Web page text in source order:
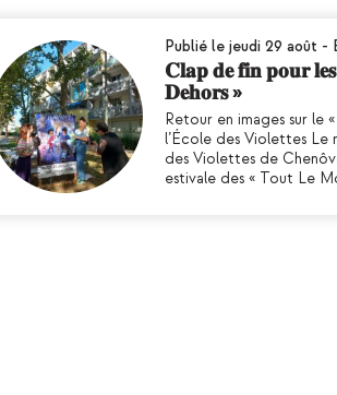
Publié le jeudi 29 août -
𝐂𝐥𝐚𝐩 𝐝𝐞 𝐟𝐢𝐧 𝐩𝐨𝐮𝐫
𝐃𝐞𝐡𝐨𝐫𝐬 »
Retour en images sur le
l’École des Violettes Le
des Violettes de
estivale des « Tout Le